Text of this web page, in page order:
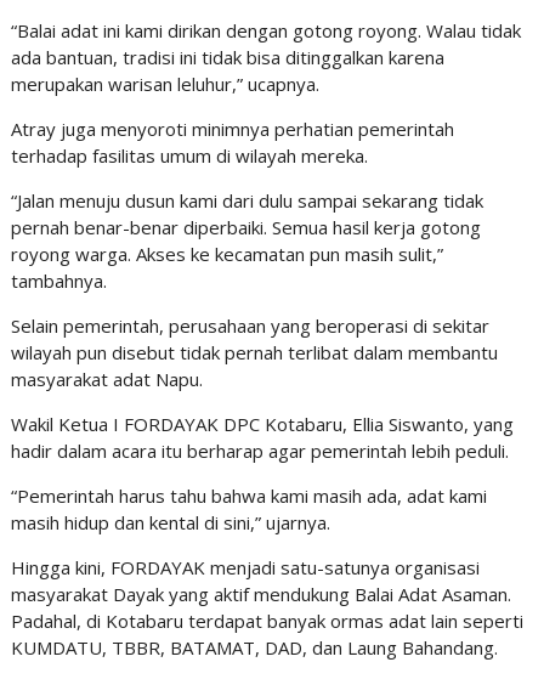
“Balai adat ini kami dirikan dengan gotong royong. Walau tidak
ada bantuan, tradisi ini tidak bisa ditinggalkan karena
merupakan warisan leluhur,” ucapnya.
Atray juga menyoroti minimnya perhatian pemerintah
terhadap fasilitas umum di wilayah mereka.
“Jalan menuju dusun kami dari dulu sampai sekarang tidak
pernah benar-benar diperbaiki. Semua hasil kerja gotong
royong warga. Akses ke kecamatan pun masih sulit,”
tambahnya.
Selain pemerintah, perusahaan yang beroperasi di sekitar
wilayah pun disebut tidak pernah terlibat dalam membantu
masyarakat adat Napu.
Wakil Ketua I FORDAYAK DPC Kotabaru, Ellia Siswanto, yang
hadir dalam acara itu berharap agar pemerintah lebih peduli.
“Pemerintah harus tahu bahwa kami masih ada, adat kami
masih hidup dan kental di sini,” ujarnya.
Hingga kini, FORDAYAK menjadi satu-satunya organisasi
masyarakat Dayak yang aktif mendukung Balai Adat Asaman.
Padahal, di Kotabaru terdapat banyak ormas adat lain seperti
KUMDATU, TBBR, BATAMAT, DAD, dan Laung Bahandang.